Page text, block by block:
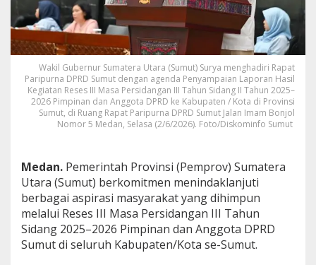
d
a
k
l
a
n
j
u
t
i
s
i
l
R
e
s
e
s
Wakil Gubernur Sumatera Utara (Sumut) Surya menghadiri Rapat
Paripurna DPRD Sumut dengan agenda Penyampaian Laporan Hasil
Kegiatan Reses III Masa Persidangan III Tahun Sidang II Tahun 2025–
2026 Pimpinan dan Anggota DPRD ke Kabupaten / Kota di Provinsi
Sumut, di Ruang Rapat Paripurna DPRD Sumut Jalan Imam Bonjol
Nomor 5 Medan, Selasa (2/6/2026). Foto/Diskominfo Sumut
Medan. Pemerintah Provinsi (Pemprov) Sumatera
Utara (Sumut) berkomitmen menindaklanjuti
berbagai aspirasi masyarakat yang dihimpun
melalui Reses III Masa Persidangan III Tahun
Sidang 2025–2026 Pimpinan dan Anggota DPRD
Sumut di seluruh Kabupaten/Kota se-Sumut.